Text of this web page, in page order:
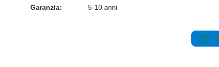
Garanzia:
5-10 anni